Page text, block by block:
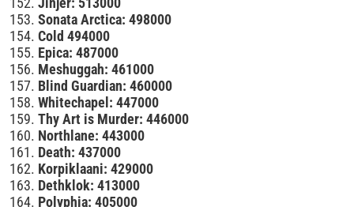
Sonata Arctica: 498000
Cold 494000
Epica: 487000
Meshuggah: 461000
Blind Guardian: 460000
Whitechapel: 447000
Thy Art is Murder: 446000
Northlane: 443000
Death: 437000
Korpiklaani: 429000
Dethklok: 413000
Polyphia: 405000